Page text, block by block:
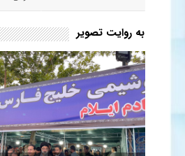
به روایت تصویر